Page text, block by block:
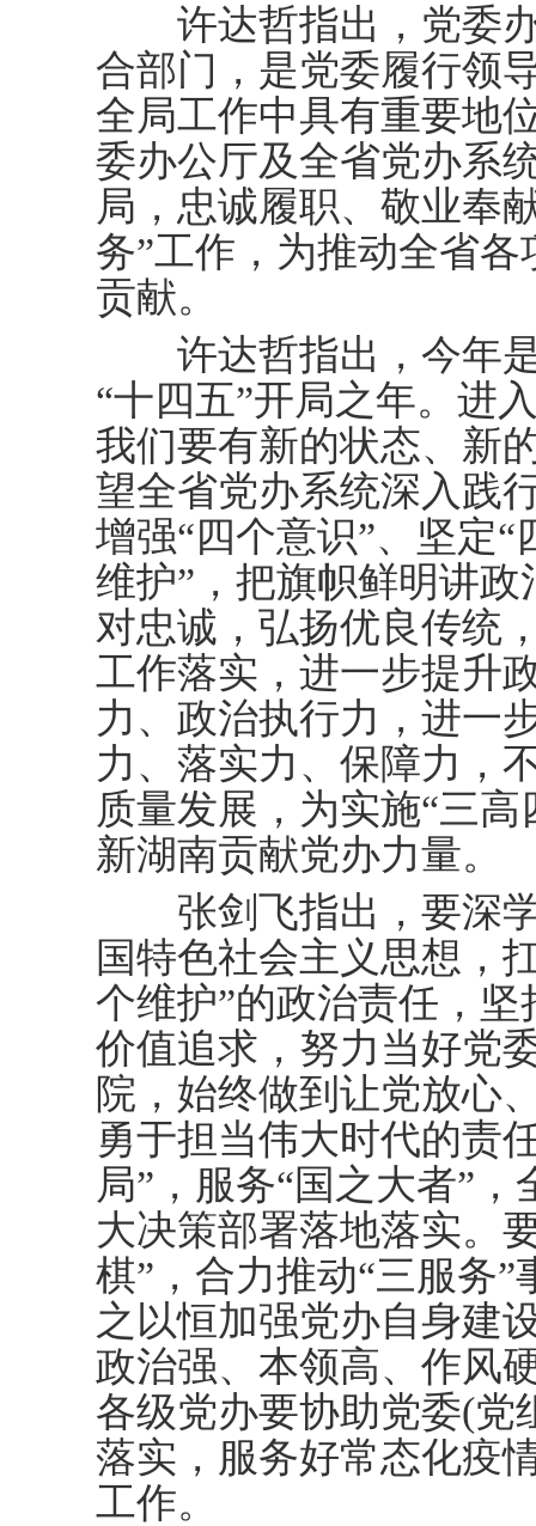
许达哲指出，党委办
合部门，是党委履行领
全局工作中具有重要地
委办公厅及全省党办系
局，忠诚履职、敬业奉
务”工作，为推动全省
贡献。
许达哲指出，今年是
“十四五”开局之年。进
我们要有新的状态、新
望全省党办系统深入践
增强“四个意识”、坚定“
维护”，把旗帜鲜明讲
对忠诚，弘扬优良传统
工作落实，进一步提升
力、政治执行力，进一
力、落实力、保障力，
质量发展，为实施“三
新湖南贡献党办力量。
张剑飞指出，要深学
国特色社会主义思想，
个维护”的政治责任，坚
价值追求，努力当好党
院，始终做到让党放心
勇于担当伟大时代的责
局”，服务“国之大者”
大决策部署落地落实。
棋”，合力推动“三服务
之以恒加强党办自身建
政治强、本领高、作风
各级党办要协助党委(党
落实，服务好常态化疫
工作。